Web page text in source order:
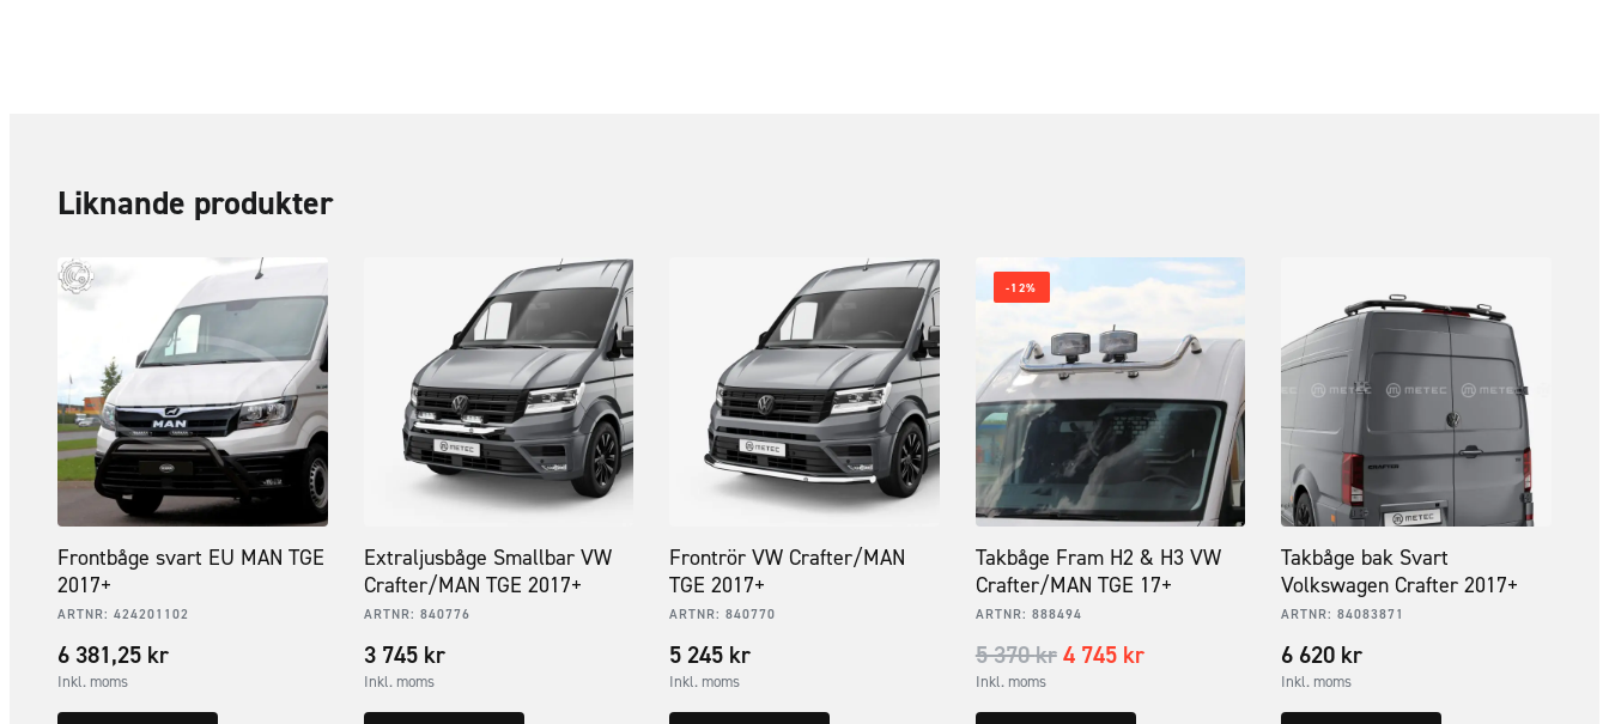
Liknande produkter
Frontbåge svart EU MAN TGE
2017+
ARTNR: 424201102
6 381,25 kr
Inkl. moms
Extraljusbåge Smallbar VW
Crafter/MAN TGE 2017+
ARTNR: 840776
3 745 kr
Inkl. moms
Frontrör VW Crafter/MAN
TGE 2017+
ARTNR:840770
5 245 kr
Inkl. moms
-12%
Takbåge Fram H2 & H3 VW
Crafter/MAN TGE 17+
ARTNR: 888494
5 370kr 4 745 kr
Inkl. moms
Takbåge bak Svart
Volkswagen Crafter 2017+
ARTNR:84083871
6 620 kr
Inkl. moms